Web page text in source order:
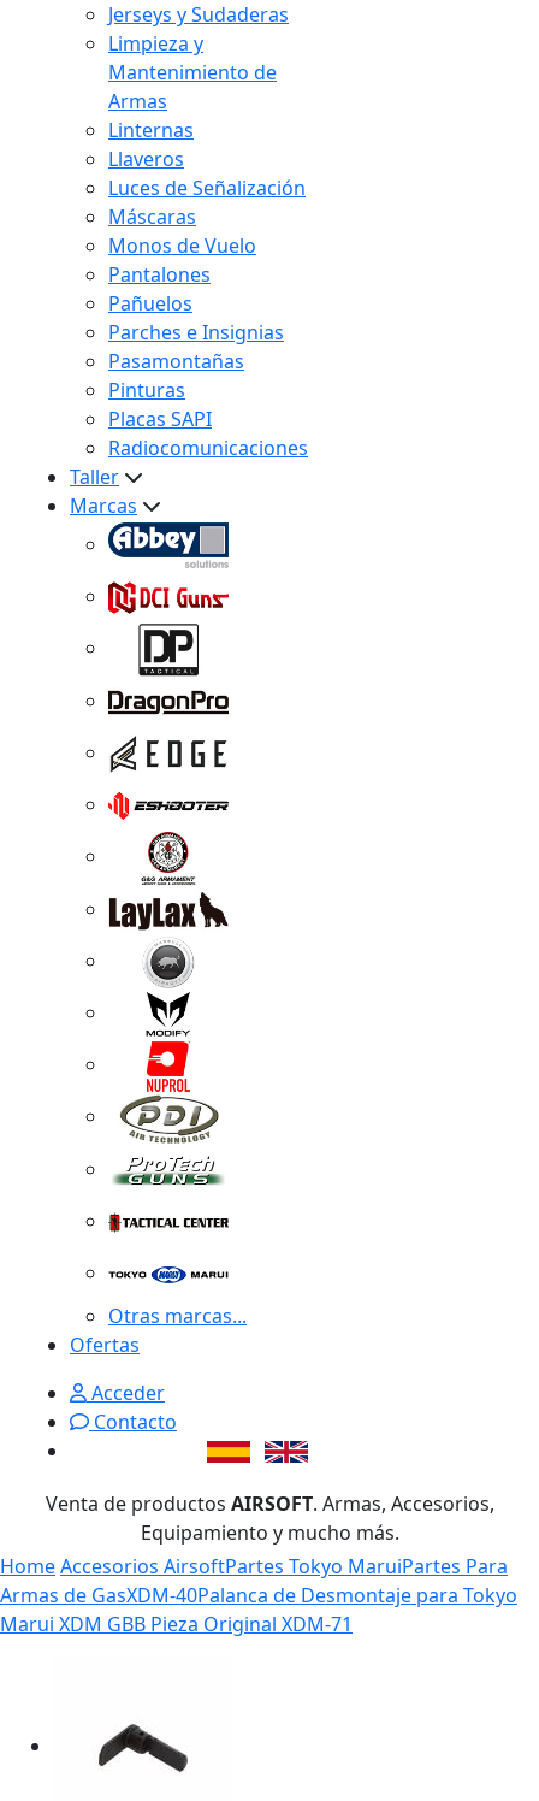
Jerseys y Sudaderas
Limpieza y
Mantenimiento de
Armas
Linternas
Llaveros
Luces de Señalización
Máscaras
Monos de Vuelo
Pantalones
Pañuelos
Parches e Insignias
Pasamontañas
Pinturas
Placas SAPI
Radiocomunicaciones
Taller
Marcas
Otras marcas...
Ofertas
Acceder
Contacto
Venta de productos AIRSOFT. Armas, Accesorios,
Equipamiento y mucho más.
HomeAccesorios AirsoftPartes Tokyo MaruiPartes Para
Armas de GasXDM-40Palanca de Desmontaje para Tokyo
Marui XDM GBB Pieza Original XDM-71